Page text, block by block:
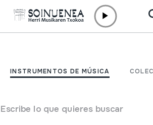
INSTRUMENTOS DE MÚSICA
Escribe lo que quieres buscar
HM Concierto de
Goikoetxea